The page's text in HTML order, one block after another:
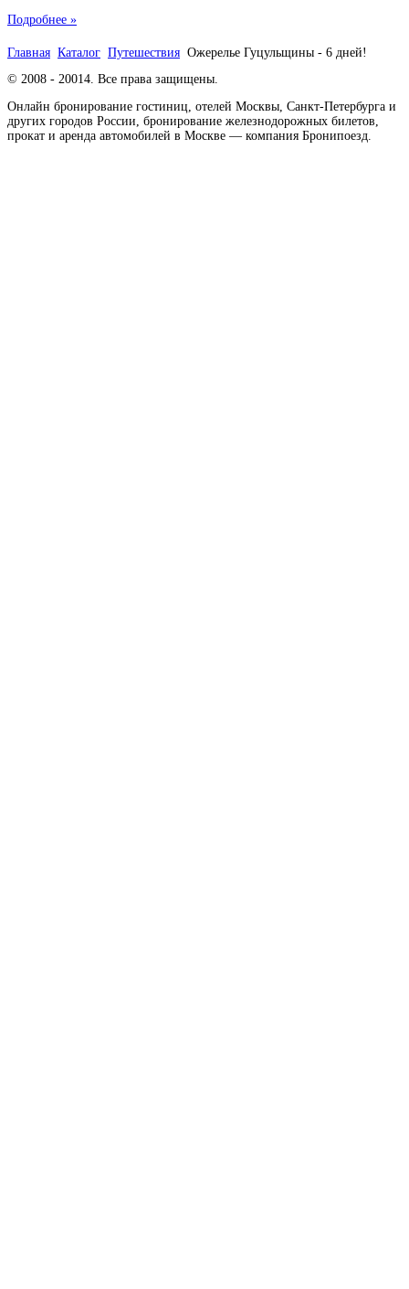
Подробнее »
Главная Каталог Путешествия Ожерелье Гуцульщины - 6 дней!
© 2008 - 20014. Все права защищены.
Онлайн бронирование гостиниц, отелей Москвы, Санкт-Петербурга и
других городов России, бронирование железнодорожных билетов,
прокат и аренда автомобилей в Москве — компания Бронипоезд.